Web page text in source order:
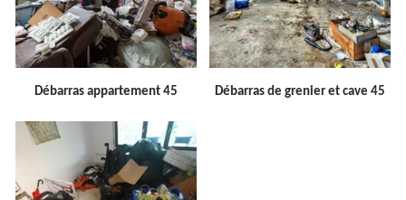
Débarras appartement 45 Débarras de grenier et cave 45